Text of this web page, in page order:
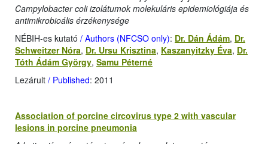
Campylobacter coli izolátumok molekuláris epidemiológiája és
antimikrobioális érzékenysége
NÉBIH-es kutató / Authors (NFCSO only): Dr. Dán Ádám, Dr.
Schweitzer Nóra, Dr. Ursu Krisztina, Kaszanyitzky Éva, Dr.
Tóth Ádám György, Samu Péterné
Lezárult / Published: 2011
Association of porcine circovirus type 2 with vascular
lesions in porcine pneumonia